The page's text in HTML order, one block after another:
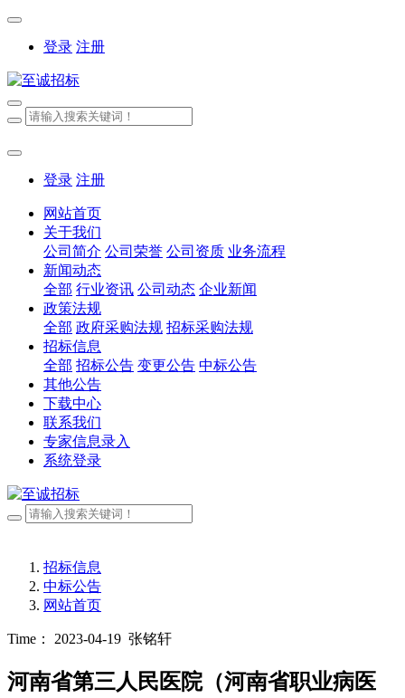
登录 注册
登录 注册
网站首页
关于我们
公司简介 公司荣誉 公司资质 业务流程
新闻动态
全部 行业资讯 公司动态 企业新闻
政策法规
全部 政府采购法规 招标采购法规
招标信息
全部 招标公告 变更公告 中标公告
其他公告
下载中心
联系我们
专家信息录入
系统登录
招标信息
中标公告
网站首页
Time： 2023-04-19 张铭轩
河南省第三人民医院（河南省职业病医